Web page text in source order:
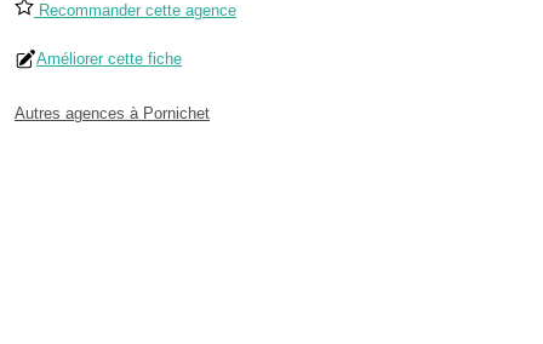
Recommander cette agence
Améliorer cette fiche
Autres agences à Pornichet